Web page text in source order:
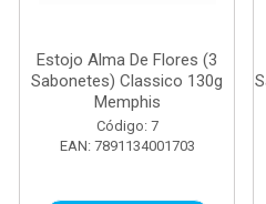
Estojo Alma De Flores (3
Sabonetes) Classico 130g
Memphis
Código: 7
EAN: 7891134001703